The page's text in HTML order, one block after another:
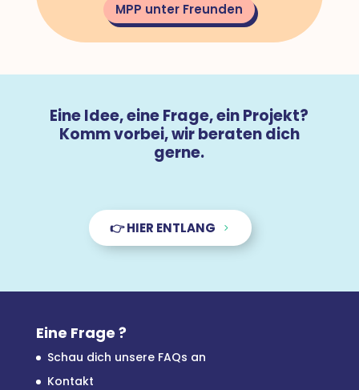
MPP unter Freunden
Eine Idee, eine Frage, ein Projekt?
Komm vorbei, wir beraten dich
gerne.
👉 HIER ENTLANG
Eine Frage ?
Schau dich unsere FAQs an
Kontakt